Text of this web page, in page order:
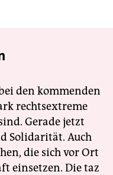
den kommenden
rechtsextreme
Gerade jetzt
Solidarität. Auch
die sich vor Ort
einsetzen. Die taz